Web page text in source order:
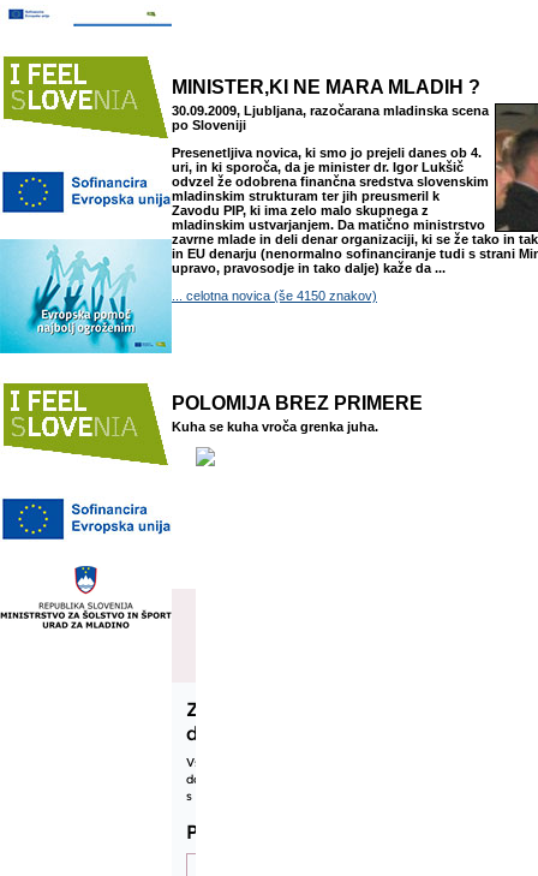
MINISTER,KI NE MARA MLADIH ?
30.09.2009, Ljubljana, razočarana mladinska scena
po Sloveniji
Presenetljiva novica, ki smo jo prejeli danes ob 4.
uri, in ki sporoča, da je minister dr. Igor Lukšič
odvzel že odobrena finančna sredstva slovenskim
mladinskim strukturam ter jih preusmeril k
Zavodu PIP, ki ima zelo malo skupnega z
mladinskim ustvarjanjem. Da matično ministrstvo
zavrne mlade in deli denar organizaciji, ki se že tako in
in EU denarju (nenormalno sofinanciranje tudi s strani
upravo, pravosodje in tako dalje) kaže da ...
... celotna novica (še 4150 znakov)
POLOMIJA BREZ PRIMERE
Kuha se kuha vroča grenka juha.